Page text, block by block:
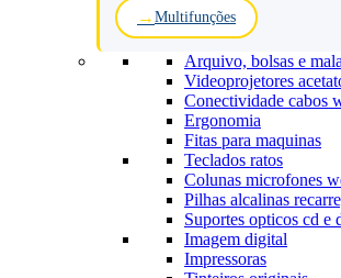
Multifunções
Arquivo, bolsas e
Videoprojetores
Conectividade cabos
Ergonomia
Fitas para maquinas
Teclados ratos
Colunas microfones
Pilhas alcalinas
Suportes opticos cd e
Imagem digital
Impressoras